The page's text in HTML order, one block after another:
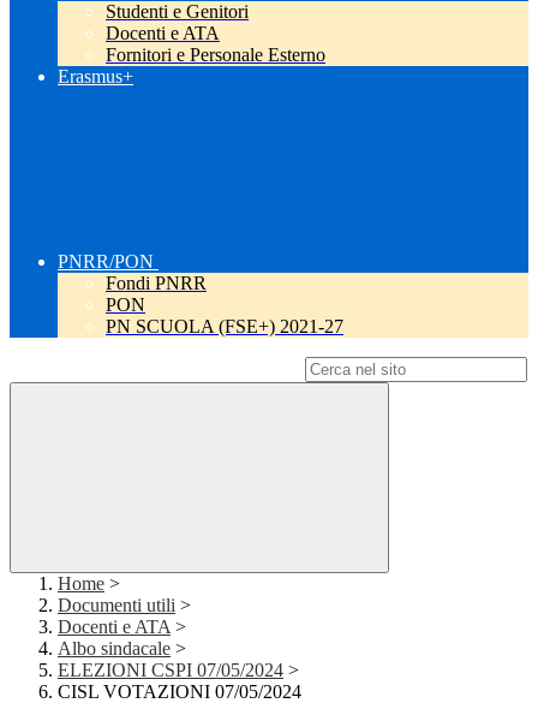
Studenti e Genitori
Docenti e ATA
Fornitori e Personale Esterno
Erasmus+
PNRR/PON
Fondi PNRR
PON
PN SCUOLA (FSE+) 2021-27
Home >
Documenti utili >
Docenti e ATA >
Albo sindacale >
ELEZIONI CSPI 07/05/2024 >
CISL VOTAZIONI 07/05/2024